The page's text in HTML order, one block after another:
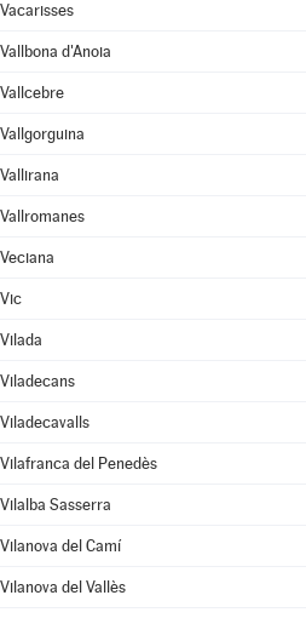
Vacarisses
Vallbona d'Anoia
Vallcebre
Vallgorguina
Vallirana
Vallromanes
Veciana
Vic
Vilada
Viladecans
Viladecavalls
Vilafranca del Penedès
Vilalba Sasserra
Vilanova del Camí
Vilanova del Vallès